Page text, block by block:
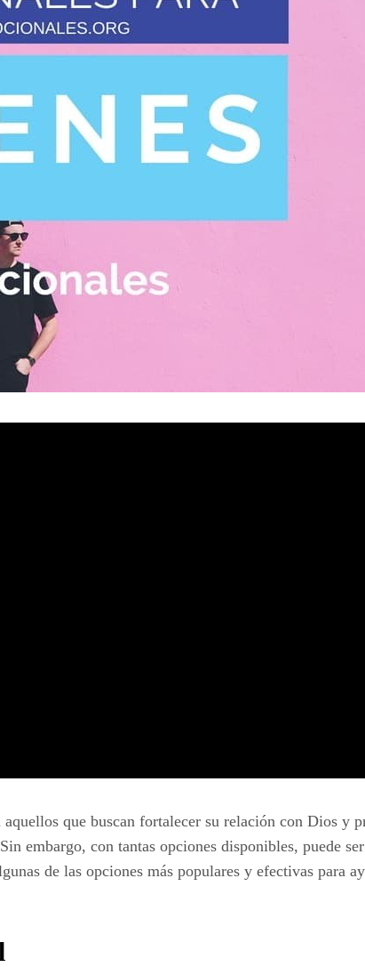
que buscan fortalecer su relación con Dios y
embargo, con tantas opciones disponibles, puede
de las opciones más populares y efectivas para